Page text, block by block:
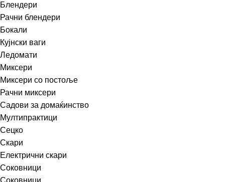
Блендери
Рачни блендери
Бокали
Кујнски ваги
Ледомати
Миксери
Миксери со постоље
Рачни миксери
Садови за домаќинство
Мултипрактици
Сецко
Скари
Електрични скари
Соковници